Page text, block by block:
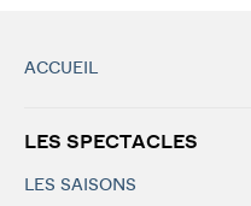
ACCUEIL
LES SPECTACLES
LES SAISONS